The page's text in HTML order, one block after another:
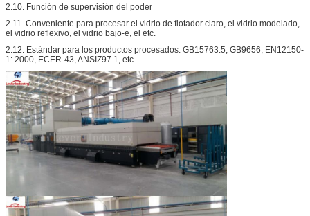
2.10. Función de supervisión del poder
2.11. Conveniente para procesar el vidrio de flotador claro, el vidrio modelado,
el vidrio reflexivo, el vidrio bajo-e, el etc.
2.12. Estándar para los productos procesados: GB15763.5, GB9656, EN12150-
1: 2000, ECER-43, ANSIZ97.1, etc.